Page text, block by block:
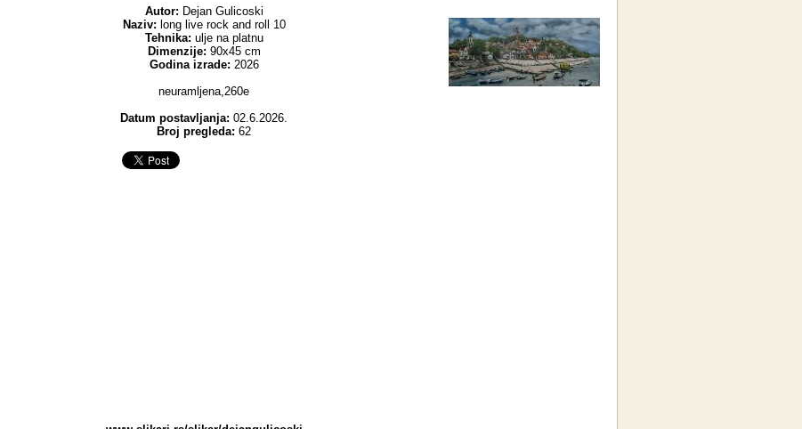
Autor: Dejan Gulicoski
Naziv: long live rock and roll 10
Tehnika: ulje na platnu
Dimenzije: 90x45 cm
Godina izrade: 2026
neuramljena,260e
Datum postavljanja: 02.6.2026.
Broj pregleda: 62